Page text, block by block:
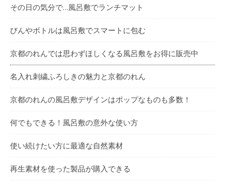
その日の気分で…風呂敷でランチマット
びんやボトルは風呂敷でスマートに包む
京都のれんでは思わずほしくなる風呂敷をお得に販売中
名入れ刺繍ふろしきの魅力と京都のれん
京都のれんの風呂敷デザインはポップなものも多数！
何でもできる！風呂敷の意外な使い方
使い続けたい方に最適な自然素材
再生素材を使った製品が購入できる